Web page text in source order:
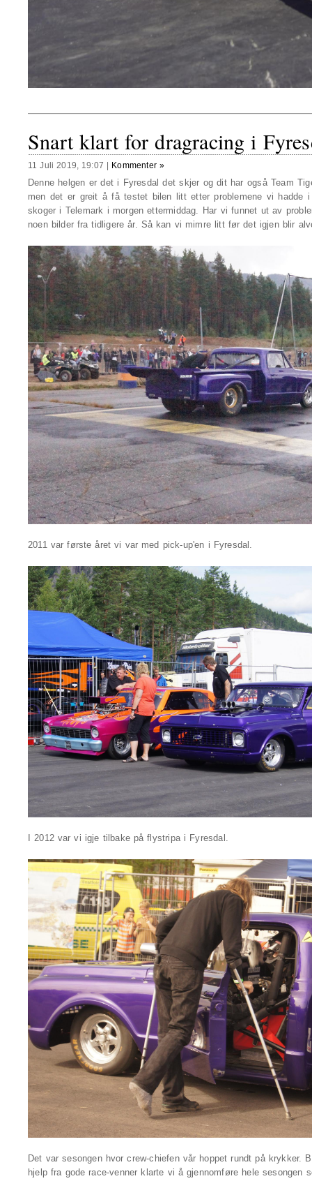
Snart klart for dragracing i
11 Juli 2019, 19:07 Kommenter »
Denne helgen er det i Fyresdal det skjer og dit har også Team
men det er greit å få testet bilen litt etter problemene vi
skoger i Telemark i morgen ettermiddag. Har vi funnet ut av
noen bilder fra tidligere år. Så kan vi mimre litt før det igjen blir
2011 var første året vi var med pick-up'en i Fyresdal.
I 2012 var vi igje tilbake på flystripa i Fyresdal.
Det var sesongen hvor crew-chiefen vår hoppet rundt på krykker.
hjelp fra gode race-venner klarte vi å gjennomføre hele sesongen